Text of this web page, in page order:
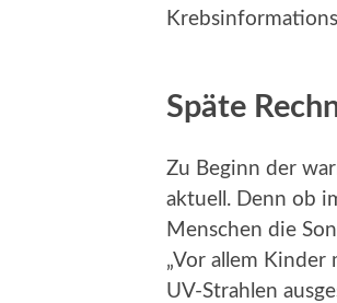
Späte
Zu Beginn der
aktuell. Denn ob
Menschen die
„Vor allem
UV-Strahlen